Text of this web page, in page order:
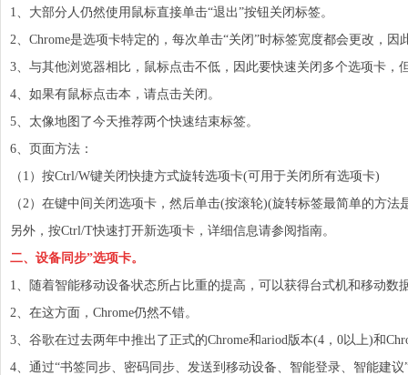
1、大部分人仍然使用 鼠标直接单击“退出”按钮关闭标签。
2、Chrome是选项卡特定的，每次单击“关闭”时标签宽度都会更改，
3、与其他浏览器相比，鼠标点击不低，因此要快速关闭多个选项卡，
4、如果有鼠标点击本，请点击关闭。
5、太像地图了今天推荐两个快速结束标签。
6、页面方法：
（1）按Ctrl/W键关闭快捷方式旋转选项卡(可用于关闭所有选项卡)
（2）在键中间关闭选项卡，然后单击(按滚轮)(旋转标签最简单的方
另外，按Ctrl/T快速打开新选项卡，详细信息请参阅指南。
二、设备同步”选项卡。
1、随着智能移动设备状态所占比重的提高，可以获得台式机和移动数
2、在这方面，Chrome仍然不错。
3、谷歌在过去两年中推出了正式的Chrome和ariod版本(4，0以上)和
4、通过“书签同步、密码同步、发送到移动设备、智能登录、智能建议